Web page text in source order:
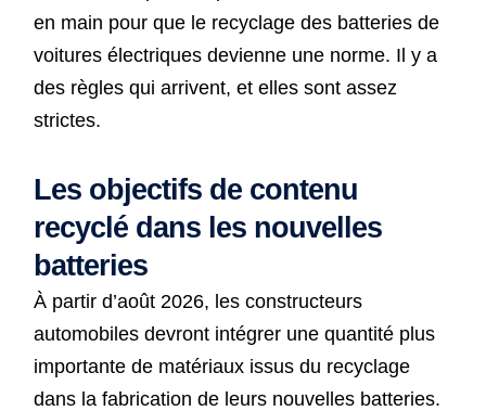
en main pour que le recyclage des batteries de
voitures électriques devienne une norme. Il y a
des règles qui arrivent, et elles sont assez
strictes.
Les objectifs de contenu
recyclé dans les nouvelles
batteries
À partir d’août 2026, les constructeurs
automobiles devront intégrer une quantité plus
importante de matériaux issus du recyclage
dans la fabrication de leurs nouvelles batteries.